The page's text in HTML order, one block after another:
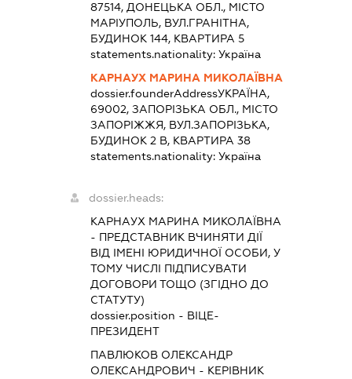
87514, ДОНЕЦЬКА ОБЛ., МІСТО
МАРІУПОЛЬ, ВУЛ.ГРАНІТНА,
БУДИНОК 144, КВАРТИРА 5
statements.nationality:Україна
КАРНАУХ МАРИНА МИКОЛАЇВНА
dossier.founderAddressУКРАЇНА,
69002, ЗАПОРІЗЬКА ОБЛ., МІСТО
ЗАПОРІЖЖЯ, ВУЛ.ЗАПОРІЗЬКА,
БУДИНОК 2 В, КВАРТИРА 38
statements.nationality:Україна
dossier.heads:
КАРНАУХ МАРИНА МИКОЛАЇВНА
- ПРЕДСТАВНИК ВЧИНЯТИ ДІЇ
ВІД ІМЕНІ ЮРИДИЧНОЇ ОСОБИ, У
ТОМУ ЧИСЛІ ПІДПИСУВАТИ
ДОГОВОРИ ТОЩО (ЗГІДНО ДО
СТАТУТУ)
dossier.position - ВІЦЕ-
ПРЕЗИДЕНТ
ПАВЛЮКОВ ОЛЕКСАНДР
ОЛЕКСАНДРОВИЧ - КЕРІВНИК